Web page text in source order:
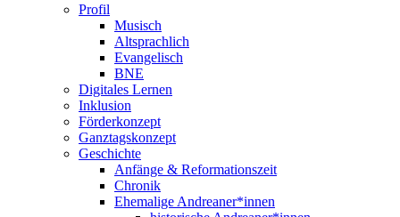
Profil
Musisch
Altsprachlich
Evangelisch
BNE
Digitales Lernen
Inklusion
Förderkonzept
Ganztagskonzept
Geschichte
Anfänge & Reformationszeit
Chronik
Ehemalige Andreaner*innen